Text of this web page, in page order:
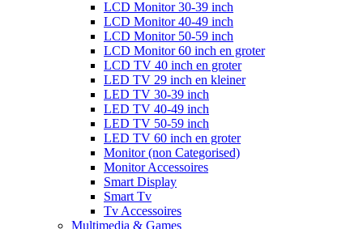
LCD Monitor 30-39 inch
LCD Monitor 40-49 inch
LCD Monitor 50-59 inch
LCD Monitor 60 inch en groter
LCD TV 40 inch en groter
LED TV 29 inch en kleiner
LED TV 30-39 inch
LED TV 40-49 inch
LED TV 50-59 inch
LED TV 60 inch en groter
Monitor (non Categorised)
Monitor Accessoires
Smart Display
Smart Tv
Tv Accessoires
Multimedia & Games